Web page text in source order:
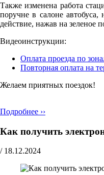
Также изменена работа
поручне в салоне автобуса,
действие, нажав на зеленое
Видеоинструкции:
Оплата проезда по
Повторная оплата на
Желаем приятных поездок!
Подробнее ››
Как получить
/ 18.12.2024